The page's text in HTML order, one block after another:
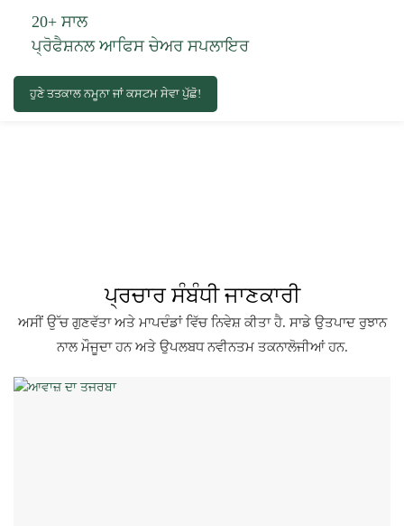
20+ ਸਾਲ
ਪ੍ਰੋਫੈਸ਼ਨਲ ਆਫਿਸ ਚੇਅਰ ਸਪਲਾਇਰ
ਹੁਣੇ ਤਤਕਾਲ ਨਮੂਨਾ ਜਾਂ ਕਸਟਮ ਸੇਵਾ ਪੁੱਛੋ!
ਪ੍ਰਚਾਰ ਸੰਬੰਧੀ ਜਾਣਕਾਰੀ
ਅਸੀਂ ਉੱਚ ਗੁਣਵੱਤਾ ਅਤੇ ਮਾਪਦੰਡਾਂ ਵਿੱਚ ਨਿਵੇਸ਼ ਕੀਤਾ ਹੈ. ਸਾਡੇ ਉਤਪਾਦ ਰੁਝਾਨ
ਨਾਲ ਮੌਜੂਦਾ ਹਨ ਅਤੇ ਉਪਲਬਧ ਨਵੀਨਤਮ ਤਕਨਾਲੋਜੀਆਂ ਹਨ.